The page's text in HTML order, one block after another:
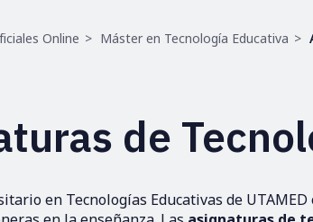
Online Máster en Tecnología Educativa
de
en Tecnologías Educativas de